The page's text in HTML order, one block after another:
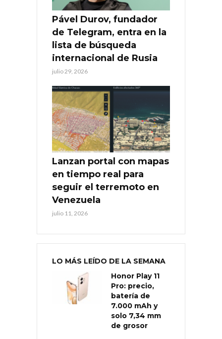
Pável Durov, fundador
de Telegram, entra en la
lista de búsqueda
internacional de Rusia
julio 29, 2026
Lanzan portal con mapas
en tiempo real para
seguir el terremoto en
Venezuela
julio 11, 2026
LO MÁS LEÍDO DE LA SEMANA
Honor Play 11
Pro: precio,
batería de
7.000 mAh y
solo 7,34 mm
de grosor